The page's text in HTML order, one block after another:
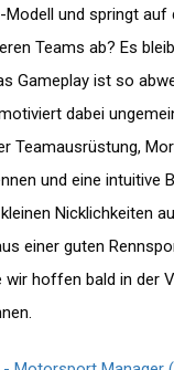
Modell und springt auf
Teams ab? Es
Gameplay ist so
dabei
Teamausrüstung,
und eine intuitive
Nicklichkeiten
einer guten
wir hoffen bald in der